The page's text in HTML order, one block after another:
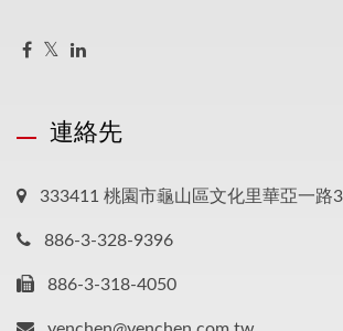
連絡先
333411 桃園市龜山區文化里華亞一路
886-3-328-9396
886-3-318-4050